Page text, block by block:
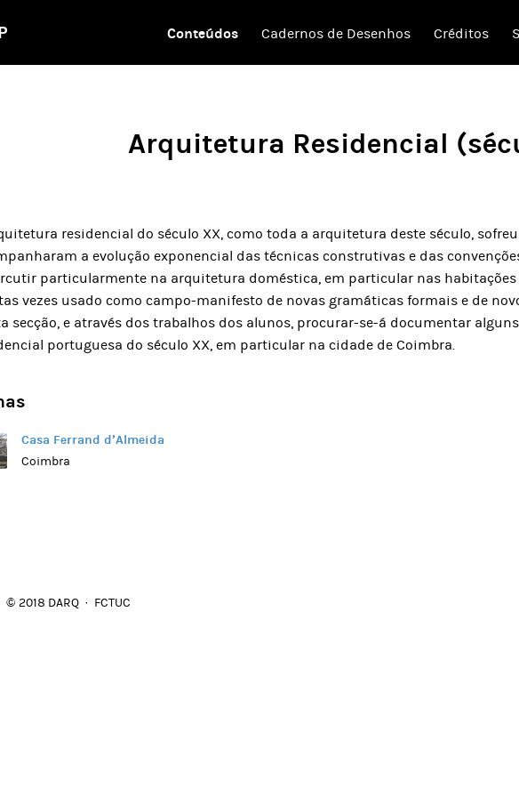
Conteúdos Cadernos de Desenhos Créditos
Arquitetura Residencial
residencial do século XX, como toda a arquitetura deste século,
a evolução exponencial das técnicas construtivas e das
particularmente na arquitetura doméstica, em particular nas
vezes usado como campo-manifesto de novas gramáticas formais e de
secção, e através dos trabalhos dos alunos, procurar-se-á documentar
portuguesa do século XX, em particular na cidade de Coimbra.
Casa Ferrand d’Almeida
Coimbra
© 2018 DARQ · FCTUC